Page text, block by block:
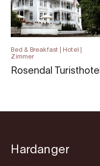
Bed & Breakfast | Hotel |
Zimmer
Rosendal Turisthotell
Hardanger